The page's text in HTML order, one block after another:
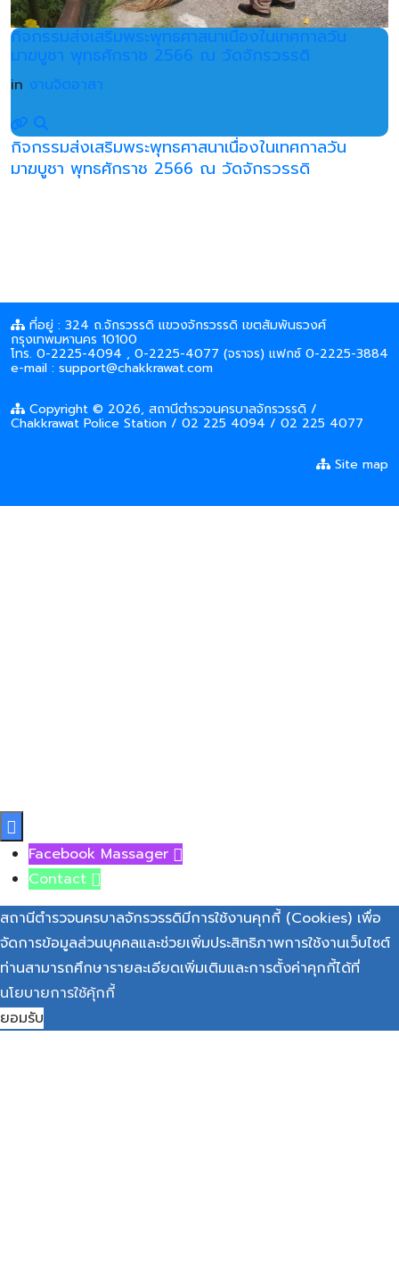
กิจกรรมส่งเสริมพระพุทธศาสนาเนื่องในเทศกาลวัน
มาฆบูชา พุทธศักราช 2566 ณ วัดจักรวรรดิ
in งานจิตอาสา
กิจกรรมส่งเสริมพระพุทธศาสนาเนื่องในเทศกาลวัน
มาฆบูชา พุทธศักราช 2566 ณ วัดจักรวรรดิ
ที่อยู่ : 324 ถ.จักรวรรดิ แขวงจักรวรรดิ เขตสัมพันธวงศ์
กรุงเทพมหานคร 10100
โทร. 0-2225-4094 , 0-2225-4077 (จราจร) แฟกซ์ 0-2225-3884
e-mail : support@chakkrawat.com
Copyright © 2026, สถานีตำรวจนครบาลจักรวรรดิ /
Chakkrawat Police Station / 02 225 4094 / 02 225 4077
Site map

Facebook Massager 
Contact 
สถานีตำรวจนครบาลจักรวรรดิมีการใช้งานคุกกี้ (Cookies) เพื่อ
จัดการข้อมูลส่วนบุคคลและช่วยเพิ่มประสิทธิภาพการใช้งานเว็บไซต์
ท่านสามารถศึกษารายละเอียดเพิ่มเติมและการตั้งค่าคุกกี้ได้ที่
นโยบายการใช้คุ้กกี้
ยอมรับ